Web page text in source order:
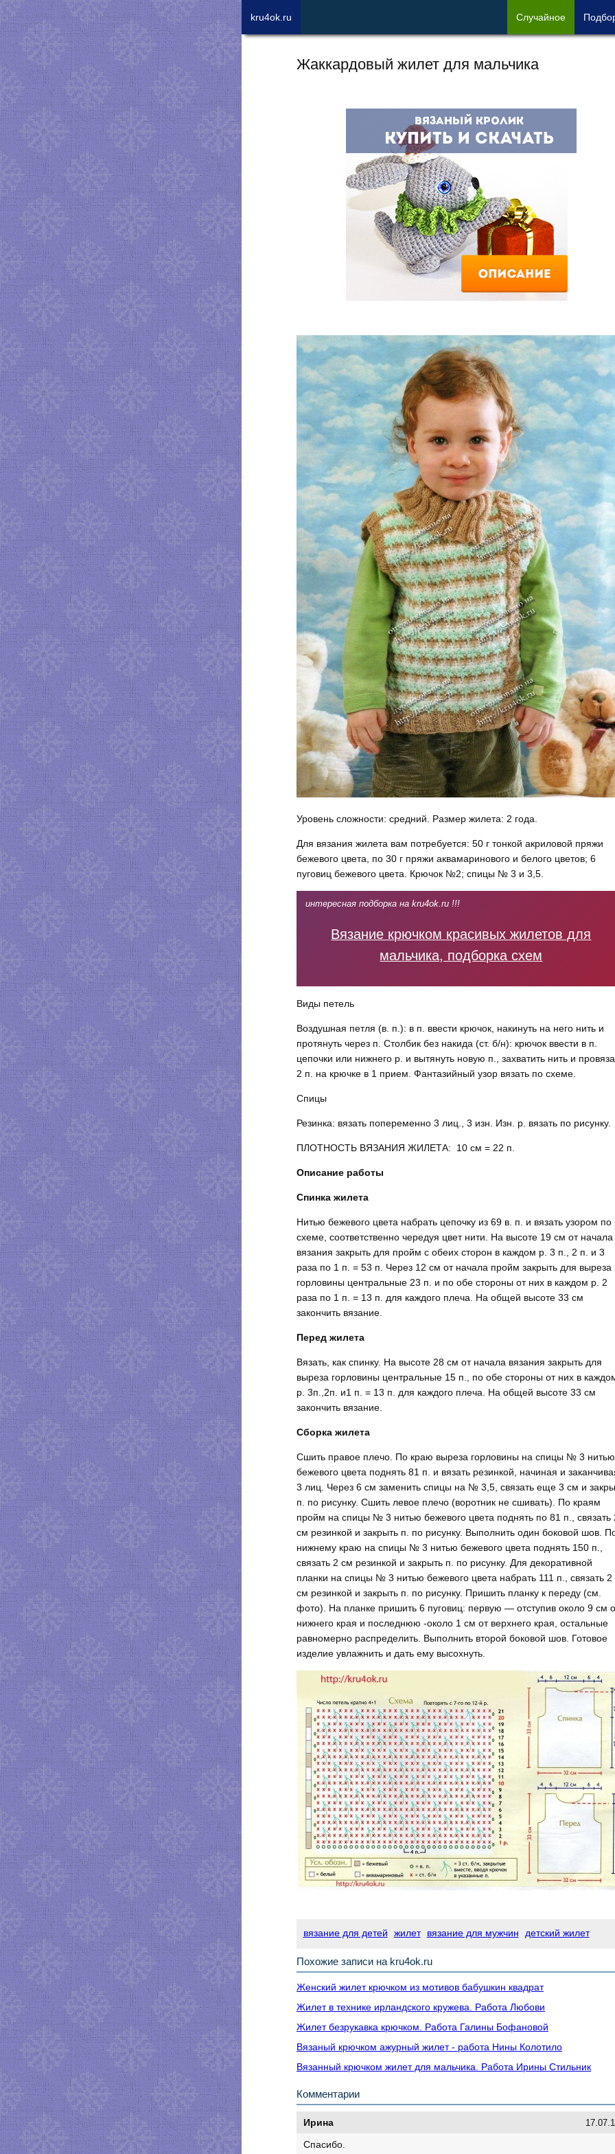
Жаккардовый жилет для мальчика
Уровень сложности: средний. Размер жилета: 2 года.
Для вязания жилета вам потребуется: 50 г тонкой акриловой пряжи
бежевого цвета, по 30 г пряжи аквамаринового и белого цве­тов; 6
пуговиц бежевого цвета. Крючок №2; спицы № 3 и 3,5.
интересная подборка на kru4ok.ru !!!
Вязание крючком красивых жилетов для
мальчика, подборка схем
Виды петель
Воздушная петля (в. п.): в п. ввести крючок, накинуть на него нить и
протянуть через п. Столбик без накида (ст. б/н): крючок ввести в п.
цепочки или нижнего р. и вытянуть новую п., захватить нить и
2 п. на крючке в 1 прием. Фантазийный узор вязать по схеме.
Спицы
Резинка: вязать попеременно 3 лиц., 3 изн. Изн. р. вязать по рисунку.
ПЛОТНОСТЬ ВЯЗАНИЯ ЖИЛЕТА: 10 см = 22 п.
Описание работы
Спинка жилета
Нитью бежевого цвета набрать цепочку из 69 в. п. и вязать узором по
схеме, соответствен­но чередуя цвет нити. На высоте 19 см от начала
вязания закрыть для пройм с обеих сторон в каждом р. 3 п., 2 п. и 3
раза по 1 п. = 53 п. Через 12 см от начала пройм закрыть для выреза
горловины центральные 23 п. и по обе стороны от них в каждом р. 2
раза по 1 п. = 13 п. для каждого плеча. На общей высоте 33 см
закончить вязание.
Перед жилета
Вязать, как спинку. На высоте 28 см от начала вязания закрыть для
выреза горловины централь­ные 15 п., по обе стороны от них в
р. 3п.,2п. и1 п. = 13 п. для каждого плеча. На общей высоте 33 см
закончить вязание.
Сборка жилета
Сшить правое плечо. По краю выреза горловины на спицы № 3 нитью
бежевого цвета поднять 81 п. и вязать резинкой, начиная и
3 лиц. Через 6 см заменить спицы на № 3,5, связать еще 3 см и
п. по рисунку. Сшить левое плечо (воротник не сшивать). По краям
пройм на спицы № 3 нитью бежевого цвета поднять по 81 п., связать
см резинкой и закрыть п. по рисунку. Выполнить один боковой шов.
нижнему краю на спицы № 3 нитью бежевого цвета поднять 150 п.,
связать 2 см резинкой и закрыть п. по рисунку. Для декоративной
планки на спицы № 3 нитью бежевого цвета набрать 111 п., связать 2
см резинкой и за­крыть п. по рисунку. Пришить планку к переду (см.
фото). На планке пришить 6 пуговиц: первую — отступив около 9 см
нижнего края и последнюю -около 1 см от верхнего края, остальные
равномерно рас­пределить. Выполнить второй боковой шов. Готовое
изделие увлажнить и дать ему высохнуть.
вязание для детей жилет вязание для мужчин детский жилет
Похожие записи на kru4ok.ru
Женский жилет крючком из мотивов бабушкин квадрат
Жилет в технике ирландского кружева. Работа Любови
Жилет безрукавка крючком. Работа Галины Бофановой
Вязаный крючком ажурный жилет - работа Нины Колотило
Вязанный крючком жилет для мальчика. Работа Ирины Стильник
Комментарии
Ирина
Спасибо.
kru4ok.ru Случайное Под